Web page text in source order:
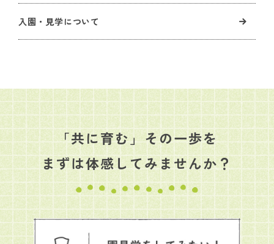
入園・見学について
「共に育む」その一歩を
まずは体感してみませんか？